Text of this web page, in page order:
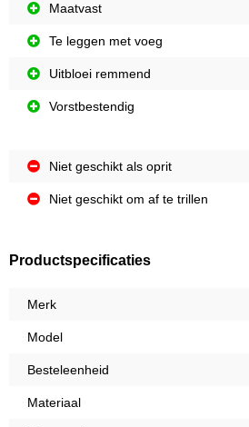
Maatvast
Te leggen met voeg
Uitbloei remmend
Vorstbestendig
Niet geschikt als oprit
Niet geschikt om af te trillen
Productspecificaties
Merk
Model
Besteleenheid
Materiaal